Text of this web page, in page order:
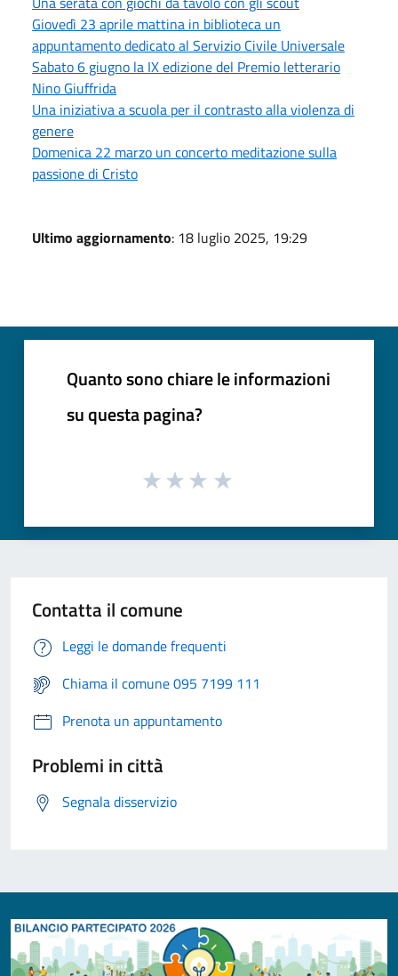
Giovedì 23 aprile mattina in biblioteca un
appuntamento dedicato al Servizio Civile Universale
Sabato 6 giugno la IX edizione del Premio letterario
Nino Giuffrida
Una iniziativa a scuola per il contrasto alla violenza di
genere
Domenica 22 marzo un concerto meditazione sulla
passione di Cristo
Ultimo aggiornamento: 18 luglio 2025, 19:29
Quanto sono chiare le informazioni
su questa pagina?
Contatta il comune
Leggi le domande frequenti
Chiama il comune 095 7199 111
Prenota un appuntamento
Problemi in città
Segnala disservizio